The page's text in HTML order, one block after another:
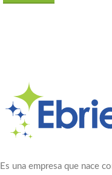
Es una empresa que nace